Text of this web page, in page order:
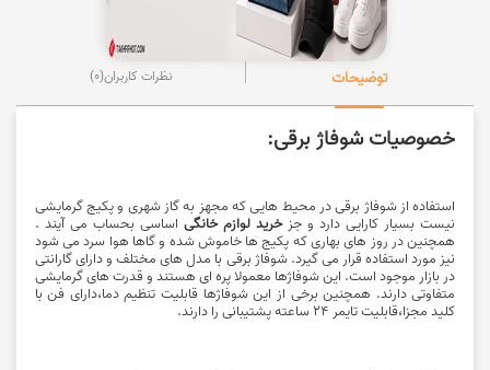
توضیحات نظرات کاربران(0)
خصوصیات شوفاژ برقی:
استفاده ازشوفاژ برقیدر محیط هایی که مجهز به گاز شهری و پکیج گرمایشی
نیست بسیار کارایی دارد و جزخريد لوازم خانگی اساسی بحساب می آیند .
همچنین در روز های بهاری که پکیج ها خاموش شده و گاها هوا سرد می شود
نیز مورد استفاده قرار می گیرد. شوفاژ برقی با مدل های مختلف و دارای گارانتی
در بازار موجود است. این شوفاژها معمولا پره ای هستند و قدرت های گرمایشی
متفاوتی دارند. همچنین برخی از این شوفاژها قابلیت تنظیم دما،دارای فن با
کلید مجزا،قابلیت تایمر 24 ساعته پشتیبانی را دارند.